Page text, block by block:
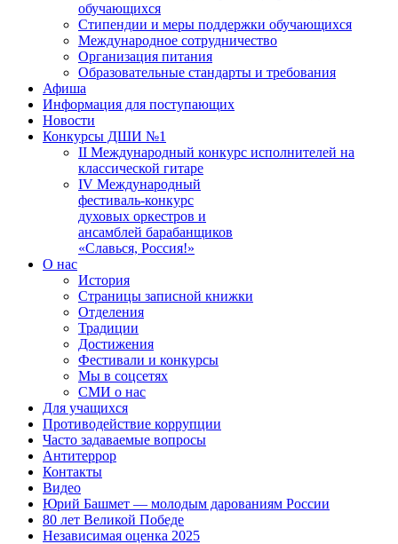
обучающихся
Стипендии и меры поддержки обучающихся
Международное сотрудничество
Организация питания
Образовательные стандарты и требования
Афиша
Информация для поступающих
Новости
Конкурсы ДШИ №1
II Международный конкурс исполнителей на
классической гитаре
IV Международный
фестиваль-конкурс
духовых оркестров и
ансамблей барабанщиков
«Славься, Россия!»
О нас
История
Страницы записной книжки
Отделения
Традиции
Достижения
Фестивали и конкурсы
Мы в соцсетях
СМИ о нас
Для учащихся
Противодействие коррупции
Часто задаваемые вопросы
Антитеррор
Контакты
Видео
Юрий Башмет — молодым дарованиям России
80 лет Великой Победе
Независимая оценка 2025